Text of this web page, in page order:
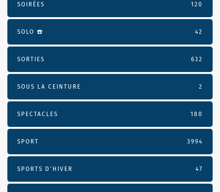
SOIRÉES 120
SOLO ☎️ 42
SORTIES 632
SOUS LA CEINTURE 2
SPECTACLES 180
SPORT 3994
SPORTS D'HIVER 47